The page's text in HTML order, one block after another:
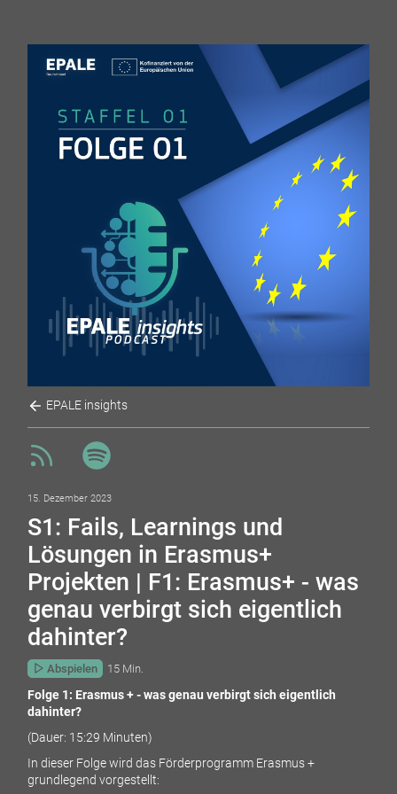
EPALE insights
15. Dezember 2023
S1: Fails, Learnings und
Lösungen in Erasmus+
Projekten | F1: Erasmus+ - was
genau verbirgt sich eigentlich
dahinter?
Abspielen 15 Min.
Folge 1: Erasmus + - was genau verbirgt sich eigentlich
dahinter?
(Dauer: 15:29 Minuten)
In dieser Folge wird das Förderprogramm Erasmus +
grundlegend vorgestellt: